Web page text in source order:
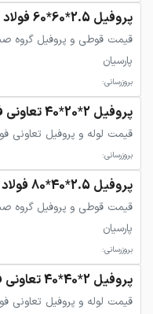
پروفیل 2.5*60*60 فولاد صبح پارسیان
قیمت قوطی و پروفیل گروه
پارسیان
بروزرسانی:
پروفیل 2*20*40 تعاونی فولاد علویجه
قیمت لوله و پروفیل تعاونی
بروزرسانی:
پروفیل 2.5*40*80 فولاد صبح پارسیان
قیمت قوطی و پروفیل گروه
پارسیان
بروزرسانی:
پروفیل 2*40*40 تعاونی فولاد علویجه
قیمت لوله و پروفیل تعاونی